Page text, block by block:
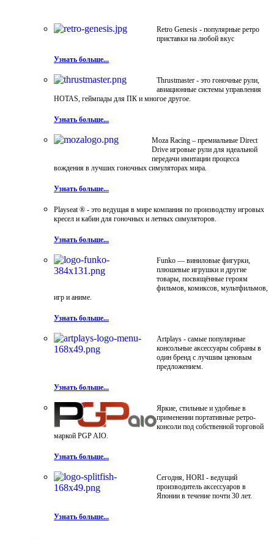
Retro Genesis - популярные ретро
приставки на любой вкус
Узнать больше...
Thrustmaster - это гоночные рули,
авиационные системы управления
HOTAS, геймпады для ПК и многое другое.
Узнать больше...
Moza Racing – премиальные Direct
Drive игровые рули для идеальной
передачи имитации процесса
вождения в лучших гоночных симуляторах мира.
Узнать больше...
Playseat ® - это ведущая в мире компания по производству игровых
кресел и кабин для гоночных и летных симуляторов.
Узнать больше...
Funko — виниловые фигурки,
плюшевые игрушки и другие
товары, посвящённые героям
фильмов, комиксов, мультфильмов,
игр и аниме.
Узнать больше...
Artplays - самые популярные
консольные аксессуары собраны в
один бренд с лучшим ценовым
предложением.
Узнать больше...
Яркие, стильные и удобные в
применении портативные ретро-
консоли под собственной торговой
маркой PGP AIO.
Узнать больше...
Сегодня, HORI - ведущий
производитель аксессуаров в
Японии в течение почти 30 лет.
Узнать больше...